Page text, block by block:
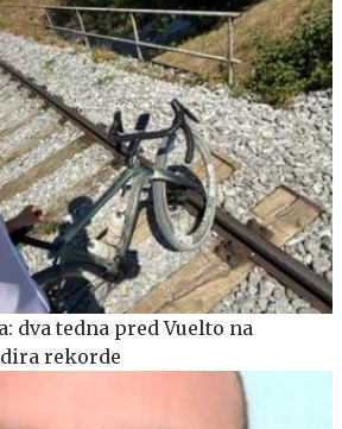
dva tedna pred Vuelto na
rekorde